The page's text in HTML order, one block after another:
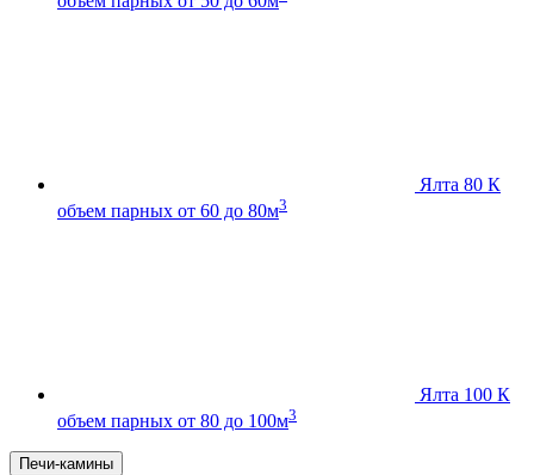
Ялта 80 К
объем парных от 60 до 80м3
Ялта 100 К
объем парных от 80 до 100м3
Печи-камины